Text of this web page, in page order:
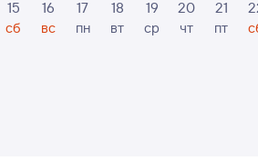
15
сб
16
вс
17
пн
18
вт
19
ср
20
чт
21
пт